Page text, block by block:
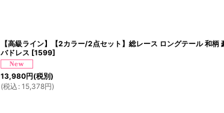
【高級ライン】【2カラー/2点セット】総レース ロングテール 和
バドレス [1599]
13,980円(税別)
(税込 : 15,378円)